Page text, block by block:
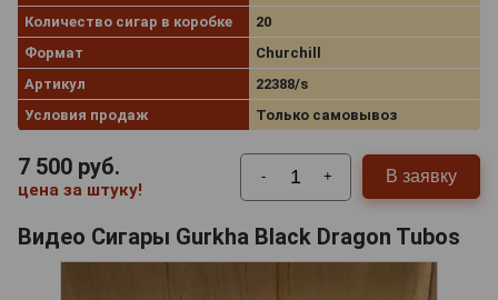
Количество сигар в коробке
20
Формат
Churchill
Артикул
22388/s
Условия продаж
Только самовывоз
7 500 руб.
цена за штуку!
- + В заявку
Видео Сигары Gurkha Black Dragon Tubos